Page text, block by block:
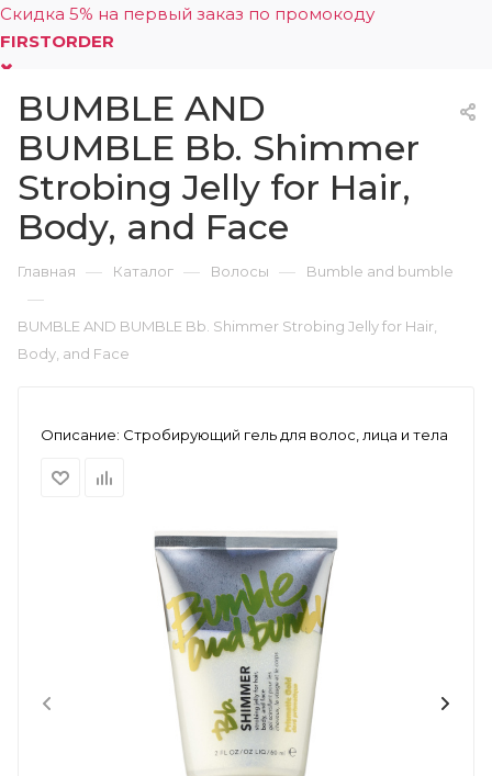
Скидка 5% на первый заказ по промокоду
FIRSTORDER
0
BUMBLE AND
BUMBLE Bb. Shimmer
Strobing Jelly for Hair,
Body, and Face
Главная — Каталог — Волосы — Bumble and bumble
—
BUMBLE AND BUMBLE Bb. Shimmer Strobing Jelly for Hair,
Body, and Face
Описание: Стробирующий гель для волос, лица и тела